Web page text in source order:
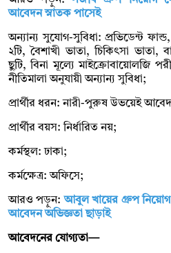
আবেদন স্নাতক পাসেই
অন্যান্য সুযোগ-সুবিধা: প্রভিডেন্ট
২টি, বৈশাখী ভাতা, চিকিৎসা ভাতা,
ছুটি, বিনা মূল্যে মাইক্রোবায়োলজি
নীতিমালা অনুযায়ী অন্যান্য সুবিধা;
প্রার্থীর ধরন: নারী-পুরুষ উভয়েই
প্রার্থীর বয়স: নির্ধারিত নয়;
কর্মস্থল: ঢাকা;
কর্মক্ষেত্র: অফিসে;
আরও পড়ুন:আবুল খায়ের গ্রুপ নিয়োগ
আবেদন অভিজ্ঞতা ছাড়াই
আবেদনের যোগ্যতা—